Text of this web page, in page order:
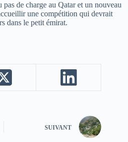
de charge au Qatar et un nouveau
une compétition qui devrait
dans le petit émirat.
SUIVANT